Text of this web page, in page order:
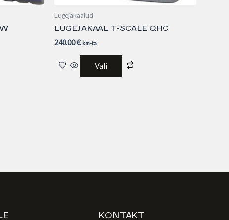
Lugejakaalud
LUGEJAKAAL T-SCALE QHC
240.00€ km-ta
Vali
KONTAKT